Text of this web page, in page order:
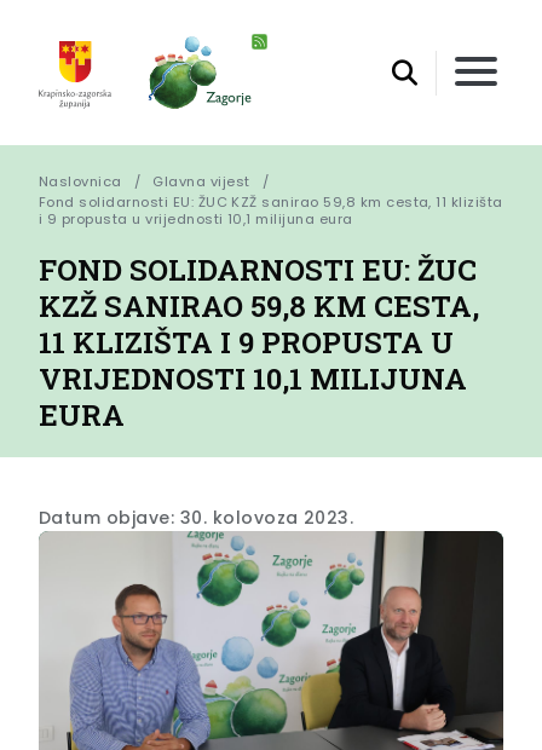
Naslovnica
Glavna vijest
Fond solidarnosti EU: ŽUC KZŽ sanirao 59,8 km cesta, 11 klizišta
i 9 propusta u vrijednosti 10,1 milijuna eura
FOND SOLIDARNOSTI EU: ŽUC
KZŽ SANIRAO 59,8 KM CESTA,
11 KLIZIŠTA I 9 PROPUSTA U
VRIJEDNOSTI 10,1 MILIJUNA
EURA
Datum objave: 30. kolovoza 2023.